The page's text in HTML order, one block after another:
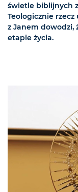
świetle biblijnych
Teologicznie
z Janem dowodzi,
etapie życia.